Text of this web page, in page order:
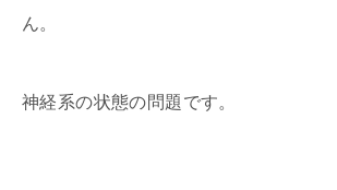
ん。
神経系の状態の問題です。